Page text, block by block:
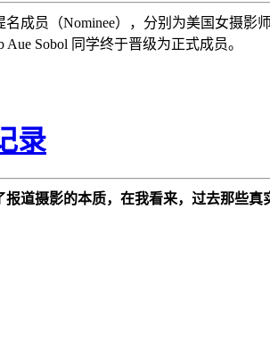
成员（Nominee），分别为美国女摄影师
Sobol 同学终于晋级为正式成员。
录
道摄影的本质，在我看来，过去那些